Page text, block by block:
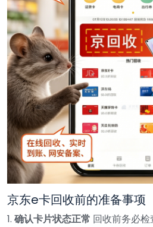
京东e卡回收前的准备事项
1. 确认卡片状态正常 回收前务必